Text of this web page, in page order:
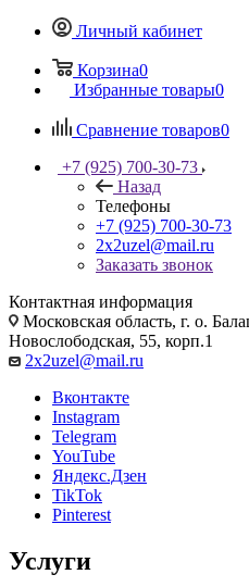
Личный кабинет
Корзина0
Избранные товары0
Сравнение товаров0
+7 (925) 700-30-73
Назад
Телефоны
+7 (925) 700-30-73
2x2uzel@mail.ru
Заказать звонок
Контактная информация
Московская область, г. о.
Новослободская, 55, корп.1
2x2uzel@mail.ru
Вконтакте
Instagram
Telegram
YouTube
Яндекс.Дзен
TikTok
Pinterest
Услуги